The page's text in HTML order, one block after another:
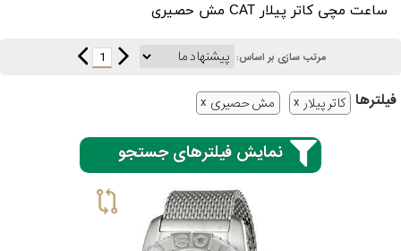
ساعت مچی کاتر پیلار CAT مش حصیری
مرتب سازی بر اساس: 1
فیلتر‌ها کاتر پیلار مش حصیری
نمایش فیلترهای جستجو
بین 3
3